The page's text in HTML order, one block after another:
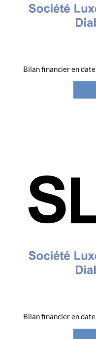
Bilan financier en
Bilan financier en